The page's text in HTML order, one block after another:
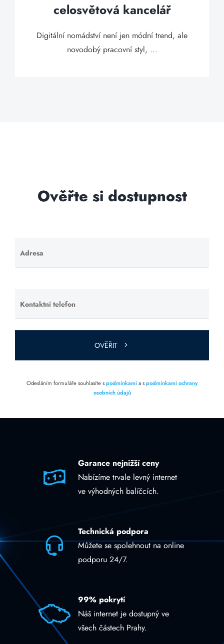
celosvětová kancelář
Digitální nomádství není jen módní trend, ale
novodobý pracovní styl, ...
Ověřte si dostupnost
Adresa
Ponechte
toto pole
Kontaktní telefon
Ponechte
toto pole
prázdné.
OVĚŘIT
Odesláním formuláře souhlasíte spodmínkamia spodmínkami ochrany
osobních údajů
Garance nejnižší ceny
Nabízíme trvale levný internet
ve výhodných balíčcích.
Technická podpora
Můžete se spolehnout na online
podporu 24/7.
99% pokrytí
Náš internet je dostupný ve
všech částech Prahy.